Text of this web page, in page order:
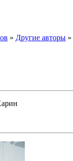
» Другие авторы »